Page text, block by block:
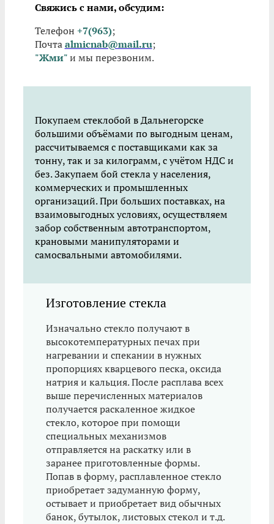
Свяжись с нами, обсудим:
Телефон +7(963);
Почтаalmicnab@mail.ru;
"Жми"и мы перезвоним.
Покупаем стеклобой в Дальнегорске
большими объёмами по выгодным ценам,
рассчитываемся с поставщиками как за
тонну, так и за килограмм, с учётом НДС и
без. Закупаем бой стекла у населения,
коммерческих и промышленных
организаций. При больших поставках, на
взаимовыгодных условиях, осуществляем
забор собственным автотранспортом,
крановыми манипуляторами и
самосвальными автомобилями.
Изготовление стекла
Изначально стекло получают в
высокотемпературных печах при
нагревании и спекании в нужных
пропорциях кварцевого песка, оксида
натрия и кальция. После расплава всех
выше перечисленных материалов
получается раскаленное жидкое
стекло, которое при помощи
специальных механизмов
отправляется на раскатку или в
заранее приготовленные формы.
Попав в форму, расплавленное стекло
приобретает задуманную форму,
остывает и приобретает вид обычных
банок, бутылок, листовых стекол и т.д.